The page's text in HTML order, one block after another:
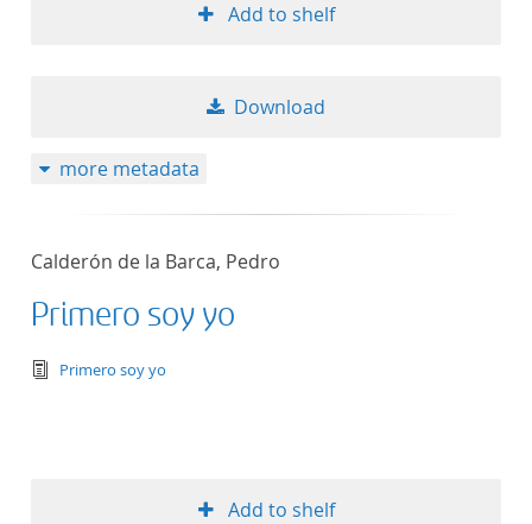
Add to shelf
Download
more metadata
Calderón de la Barca, Pedro
Primero soy yo
text/tg.edition+tg.aggregation+xml
Primero soy yo
Add to shelf